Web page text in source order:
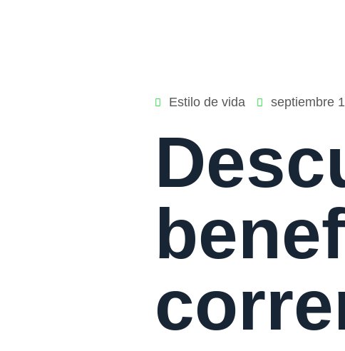
Estilo de vida septiembre